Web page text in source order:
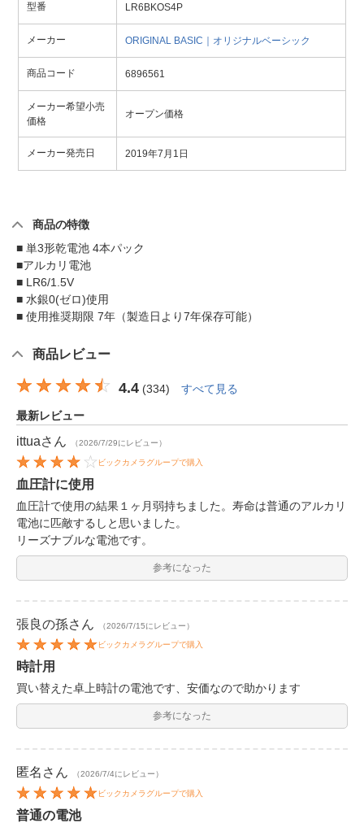
型番 LR6BKOS4P
メーカー ORIGINAL BASIC｜オリジナルベーシック
商品コード 6896561
メーカー希望小売
価格
オープン価格
メーカー発売日 2019年7月1日
商品の特徴
■ 単3形乾電池 4本パック
■アルカリ電池
■ LR6/1.5V
■ 水銀0(ゼロ)使用
■ 使用推奨期限 7年（製造日より7年保存可能）
商品レビュー
4.4 (334) すべて見る
最新レビュー
ittuaさん （2026/7/29にレビュー）
ビックカメラグループで購入
血圧計に使用
血圧計で使用の結果１ヶ月弱持ちました。寿命は普通のアルカリ
電池に匹敵するしと思いました。
リーズナブルな電池です。
参考になった
張良の孫さん （2026/7/15にレビュー）
ビックカメラグループで購入
時計用
買い替えた卓上時計の電池です、安価なので助かります
参考になった
匿名 さん （2026/7/4にレビュー）
ビックカメラグループで購入
普通の電池